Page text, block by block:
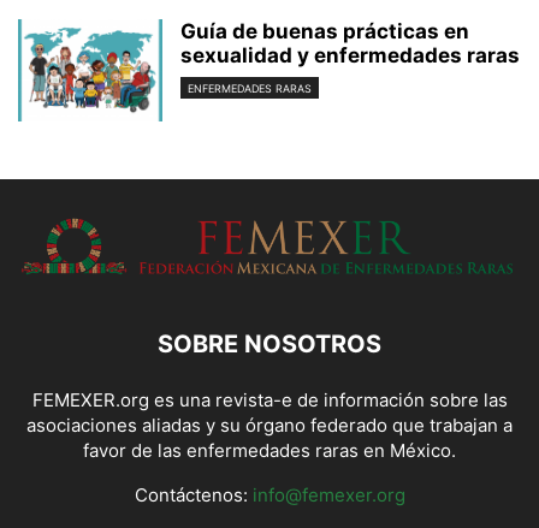
Guía de buenas prácticas en
sexualidad y enfermedades raras
ENFERMEDADES RARAS
SOBRE NOSOTROS
FEMEXER.org es una revista-e de información sobre las
asociaciones aliadas y su órgano federado que trabajan a
favor de las enfermedades raras en México.
Contáctenos: info@femexer.org